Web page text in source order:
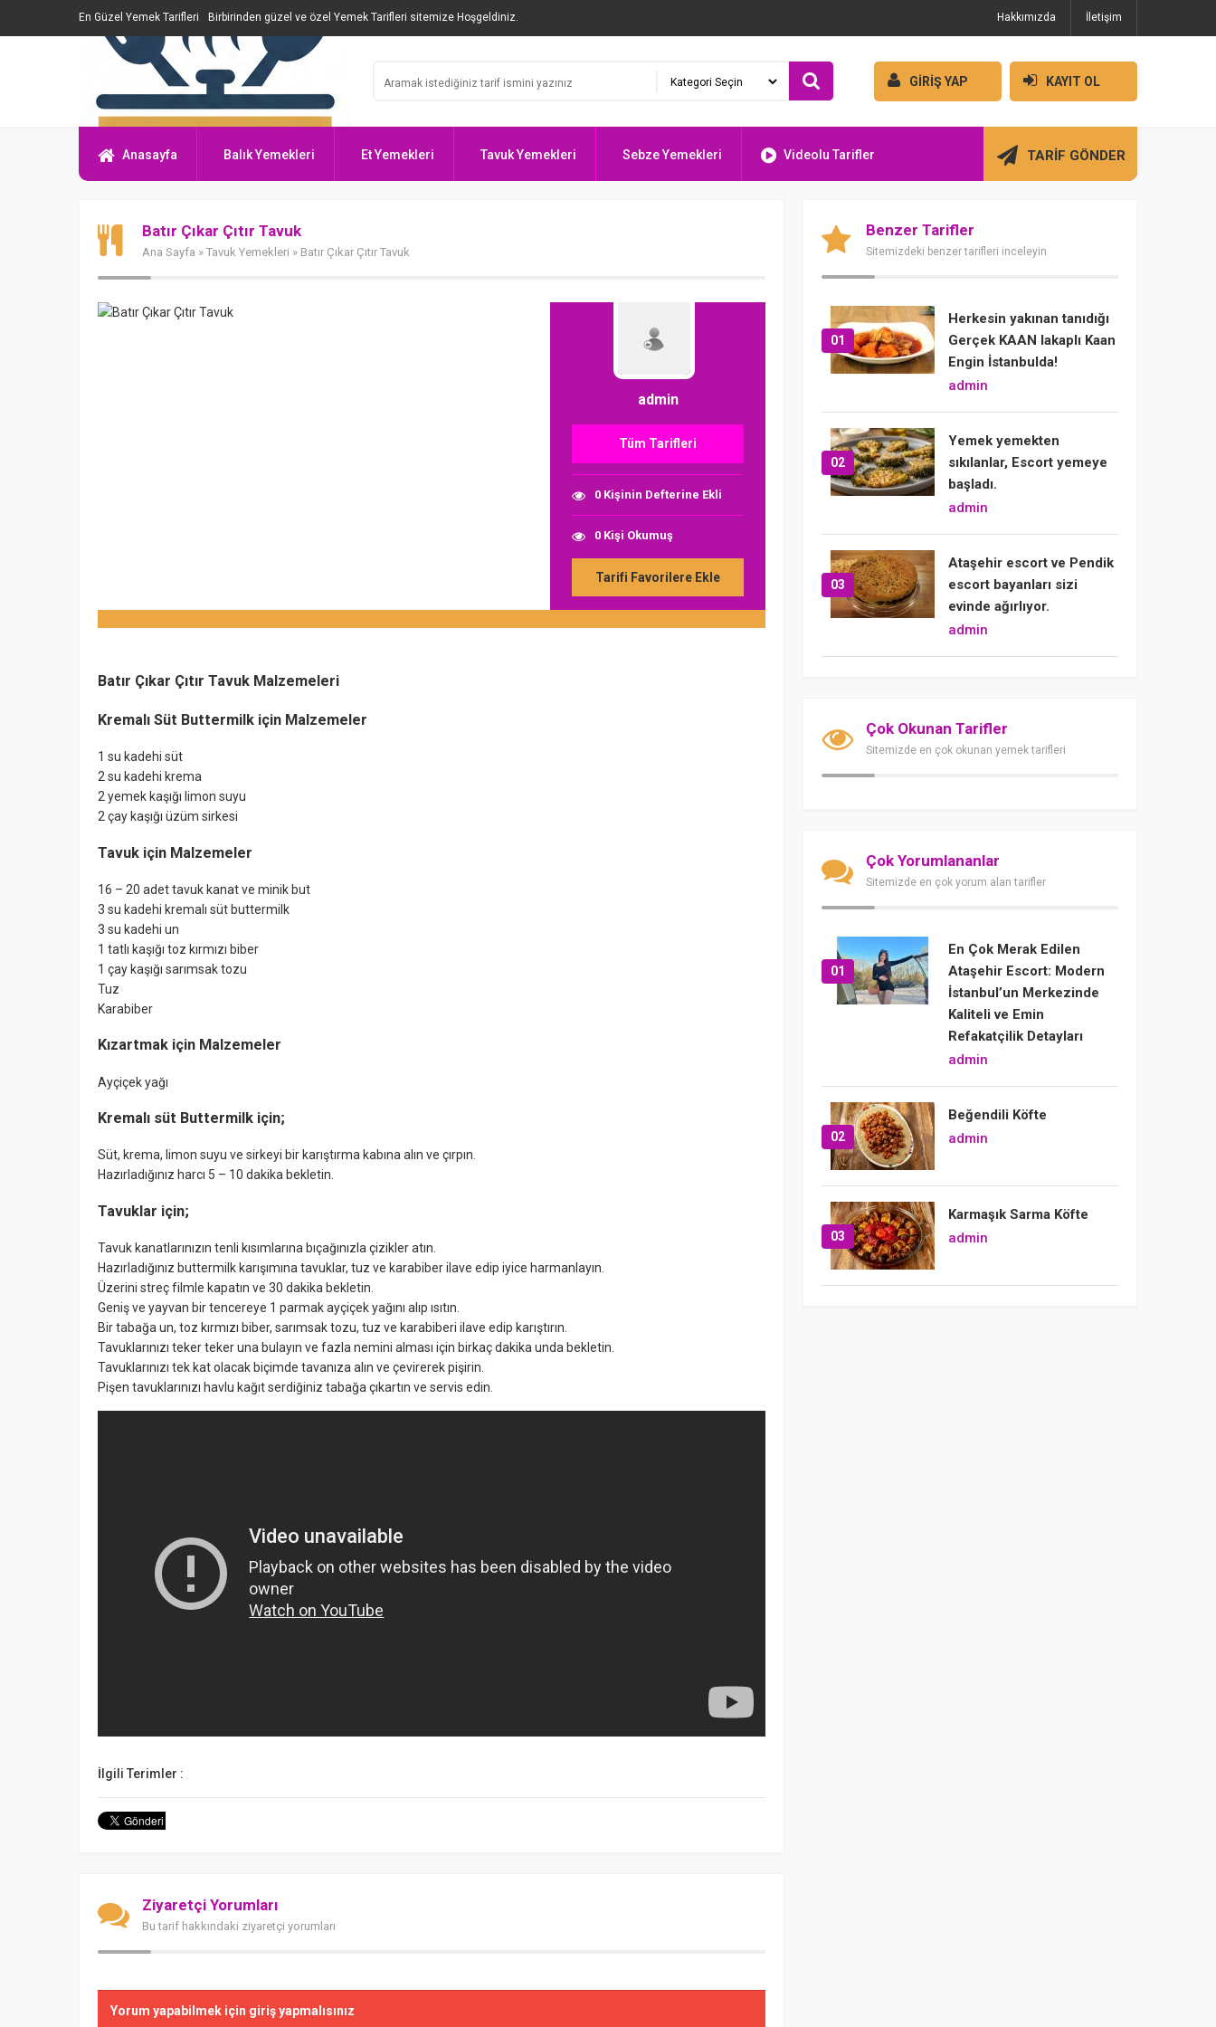
En Güzel Yemek Tarifleri Birbirinden güzel ve özel Yemek Tarifleri sitemize Hoşgeldiniz. Hakkımızda İletişim
GİRİŞ YAP KAYIT OL
Anasayfa Balık Yemekleri Et Yemekleri Tavuk Yemekleri Sebze Yemekleri Videolu Tarifler TARİF GÖNDER
Batır Çıkar Çıtır Tavuk
Ana Sayfa » Tavuk Yemekleri » Batır Çıkar Çıtır Tavuk
admin
Tüm Tarifleri
0 Kişinin Defterine Ekli
0 Kişi Okumuş
Tarifi Favorilere Ekle
Batır Çıkar Çıtır Tavuk Malzemeleri
Kremalı Süt Buttermilk için Malzemeler
1 su kadehi süt
2 su kadehi krema
2 yemek kaşığı limon suyu
2 çay kaşığı üzüm sirkesi
Tavuk için Malzemeler
16 – 20 adet tavuk kanat ve minik but
3 su kadehi kremalı süt buttermilk
3 su kadehi un
1 tatlı kaşığı toz kırmızı biber
1 çay kaşığı sarımsak tozu
Tuz
Karabiber
Kızartmak için Malzemeler
Ayçiçek yağı
Kremalı süt Buttermilk için;
Süt, krema, limon suyu ve sirkeyi bir karıştırma kabına alın ve çırpın.
Hazırladığınız harcı 5 – 10 dakika bekletin.
Tavuklar için;
Tavuk kanatlarınızın tenli kısımlarına bıçağınızla çizikler atın.
Hazırladığınız buttermilk karışımına tavuklar, tuz ve karabiber ilave edip iyice harmanlayın.
Üzerini streç filmle kapatın ve 30 dakika bekletin.
Geniş ve yayvan bir tencereye 1 parmak ayçiçek yağını alıp ısıtın.
Bir tabağa un, toz kırmızı biber, sarımsak tozu, tuz ve karabiberi ilave edip karıştırın.
Tavuklarınızı teker teker una bulayın ve fazla nemini alması için birkaç dakika unda bekletin.
Tavuklarınızı tek kat olacak biçimde tavanıza alın ve çevirerek pişirin.
Pişen tavuklarınızı havlu kağıt serdiğiniz tabağa çıkartın ve servis edin.
İlgili Terimler :
Ziyaretçi Yorumları
Bu tarif hakkındaki ziyaretçi yorumları
Yorum yapabilmek için giriş yapmalısınız
Benzer Tarifler
Sitemizdeki benzer tarifleri inceleyin
01
Herkesin yakınan tanıdığı
Gerçek KAAN lakaplı Kaan
Engin İstanbulda!
admin
02
Yemek yemekten
sıkılanlar, Escort yemeye
başladı.
admin
03
Ataşehir escort ve Pendik
escort bayanları sizi
evinde ağırlıyor.
admin
Çok Okunan Tarifler
Sitemizde en çok okunan yemek tarifleri
Çok Yorumlananlar
Sitemizde en çok yorum alan tarifler
01
En Çok Merak Edilen
Ataşehir Escort: Modern
İstanbul’un Merkezinde
Kaliteli ve Emin
Refakatçilik Detayları
admin
02
Beğendili Köfte
admin
03
Karmaşık Sarma Köfte
admin